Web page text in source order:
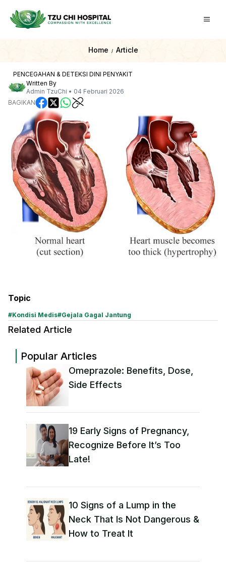
Home / Article
PENCEGAHAN & DETEKSI DINI PENYAKIT
Written By
Admin TzuChi • 04 Februari 2026
BAGIKAN
Topic
#Kondisi Medis#Gejala Gagal Jantung
Related Article
Popular Articles
Omeprazole: Benefits, Dose,
Side Effects
19 Early Signs of Pregnancy,
Recognize Before It’s Too
Late!
10 Signs of a Lump in the
Neck That Is Not Dangerous &
How to Treat It